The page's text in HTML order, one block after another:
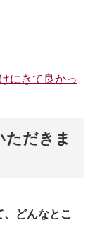
にきて良かっ
ただきま
どんなとこ